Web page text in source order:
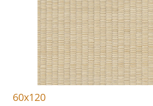
60x120